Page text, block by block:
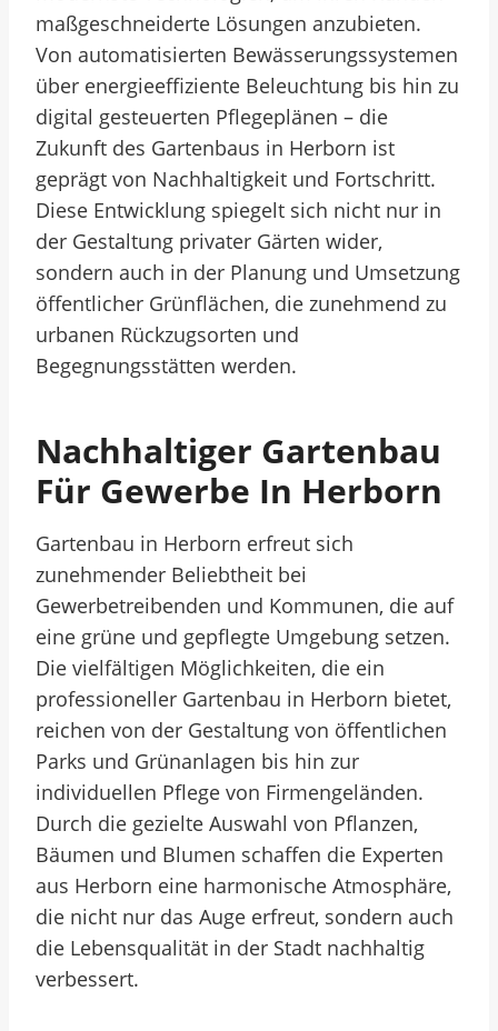
maßgeschneiderte Lösungen anzubieten.
Von automatisierten Bewässerungssystemen
über energieeffiziente Beleuchtung bis hin zu
digital gesteuerten Pflegeplänen – die
Zukunft des Gartenbaus in Herborn ist
geprägt von Nachhaltigkeit und Fortschritt.
Diese Entwicklung spiegelt sich nicht nur in
der Gestaltung privater Gärten wider,
sondern auch in der Planung und Umsetzung
öffentlicher Grünflächen, die zunehmend zu
urbanen Rückzugsorten und
Begegnungsstätten werden.
Nachhaltiger Gartenbau
Für Gewerbe In Herborn
Gartenbau in Herborn erfreut sich
zunehmender Beliebtheit bei
Gewerbetreibenden und Kommunen, die auf
eine grüne und gepflegte Umgebung setzen.
Die vielfältigen Möglichkeiten, die ein
professioneller Gartenbau in Herborn bietet,
reichen von der Gestaltung von öffentlichen
Parks und Grünanlagen bis hin zur
individuellen Pflege von Firmengeländen.
Durch die gezielte Auswahl von Pflanzen,
Bäumen und Blumen schaffen die Experten
aus Herborn eine harmonische Atmosphäre,
die nicht nur das Auge erfreut, sondern auch
die Lebensqualität in der Stadt nachhaltig
verbessert.